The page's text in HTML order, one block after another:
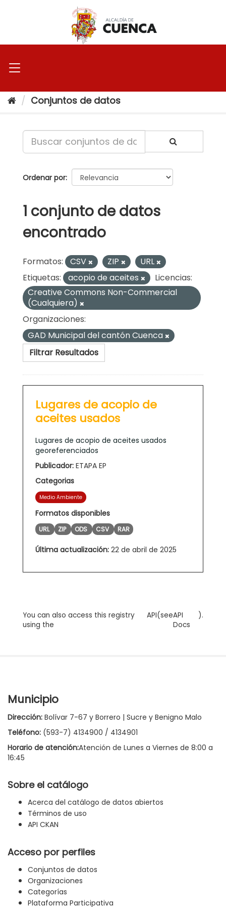
Conjuntos de datos
Ordenar por
1 conjunto de datos
encontrado
Formatos: CSV ZIP
URL
Etiquetas:
acopio de aceites
Licencias:
Creative Commons Non-Commercial
(Cualquiera)
Organizaciones:
GAD Municipal del cantón Cuenca
Filtrar Resultados
Lugares de acopio de
aceites usados
Lugares de acopio de aceites usados
georeferenciados
Publicador: ETAPA EP
Categorias
Medio Ambiente
Formatos disponibles
URL ZIP ODS CSV RAR
Última actualización: 22 de abril de 2025
You can also access this registry
using the
API(seeAPI
Docs
).
Municipio
Dirección: Bolívar 7-67 y Borrero | Sucre y Benigno Malo
Teléfono: (593-7) 4134900 / 4134901
Horario de atención:Atención de Lunes a Viernes de 8:00 a
16:45
Sobre el catálogo
Acerca del catálogo de datos abiertos
Términos de uso
API CKAN
Acceso por perfiles
Conjuntos de datos
Organizaciones
Categorías
Plataforma Participativa